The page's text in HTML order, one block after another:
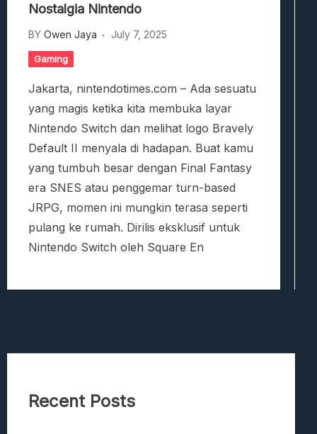
Nostalgia Nintendo
BY Owen Jaya July 7, 2025
Gaming
Jakarta, nintendotimes.com – Ada sesuatu
yang magis ketika kita membuka layar
Nintendo Switch dan melihat logo Bravely
Default II menyala di hadapan. Buat kamu
yang tumbuh besar dengan Final Fantasy
era SNES atau penggemar turn-based
JRPG, momen ini mungkin terasa seperti
pulang ke rumah. Dirilis eksklusif untuk
Nintendo Switch oleh Square En
Recent Posts